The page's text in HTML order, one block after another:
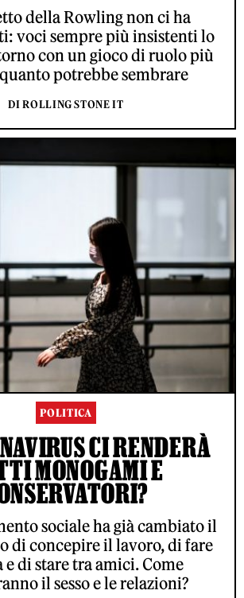
della Rowling non ci ha
voci sempre più insistenti lo
con un gioco di ruolo più
potrebbe sembrare
DI ROLLING STONE IT
POLITICA
CI RENDERÀ
MONOGAMI E
sociale ha già cambiato il
di concepire il lavoro, di fare
e di stare tra amici. Come
il sesso e le relazioni?